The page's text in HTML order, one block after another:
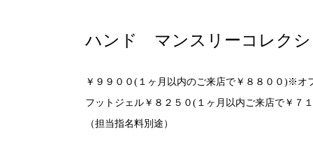
ハンド マンスリーコレクシ
￥９９００(１ヶ月以内のご来店で￥８８００)※オ
フットジェル￥８２５０(１ヶ月以内ご来店で￥７
（担当指名料別途）